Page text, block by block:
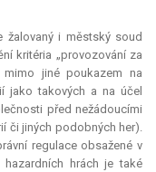
žalovaný i městský soud
kritéria „provozování za
jiné poukazem na
jako takových a na účel
před nežádoucími
či jiných podobných her).
regulace obsažené v
hrách je také